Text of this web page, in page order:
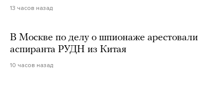
13 часов назад
В Москве по делу о шпионаже арестовали
аспиранта РУДН из Китая
10 часов назад